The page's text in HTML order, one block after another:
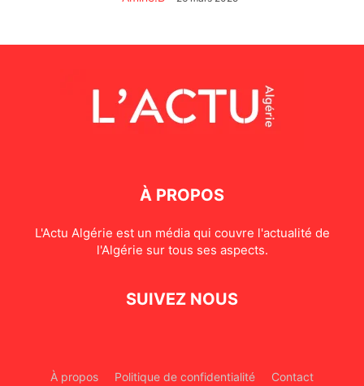
À PROPOS
L'Actu Algérie est un média qui couvre l'actualité de
l'Algérie sur tous ses aspects.
SUIVEZ NOUS
À propos Politique de confidentialité Contact